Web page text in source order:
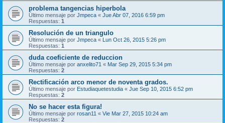
problema tangencias hiperbola
Último mensaje por Jmpeca « Jue Abr 07, 2016 6:59 pm
Respuestas: 1
Resolución de un triangulo
Último mensaje por Jmpeca « Lun Oct 26, 2015 5:26 pm
Respuestas: 1
duda coeficiente de reduccion
Último mensaje por anxelito71 « Mar Sep 29, 2015 5:34 pm
Respuestas: 2
Rectificación arco menor de noventa grados.
Último mensaje por Estudiaquetestudia « Jue Sep 10, 2015 6:52 pm
Respuestas: 2
No se hacer esta figura!
Último mensaje por rosan11 « Vie Mar 27, 2015 10:24 am
Respuestas: 2